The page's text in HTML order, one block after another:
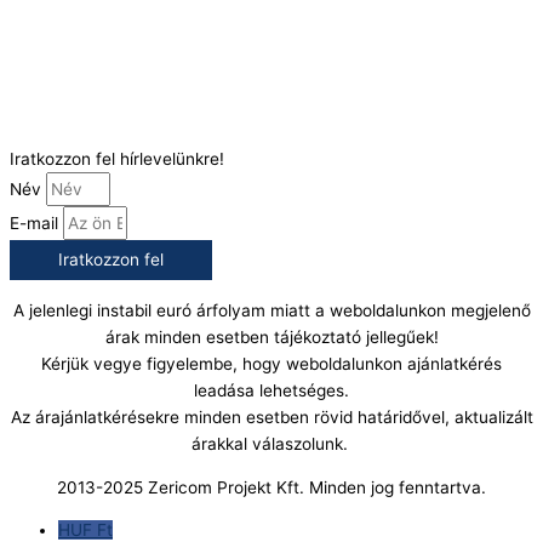
Iratkozzon fel hírlevelünkre!
Név
E-mail
Iratkozzon fel
A jelenlegi instabil euró árfolyam miatt a weboldalunkon megjelenő
árak minden esetben tájékoztató jellegűek!
Kérjük vegye figyelembe, hogy weboldalunkon ajánlatkérés
leadása lehetséges.
Az árajánlatkérésekre minden esetben rövid határidővel, aktualizált
árakkal válaszolunk.
2013-2025 Zericom Projekt Kft. Minden jog fenntartva.
HUF Ft